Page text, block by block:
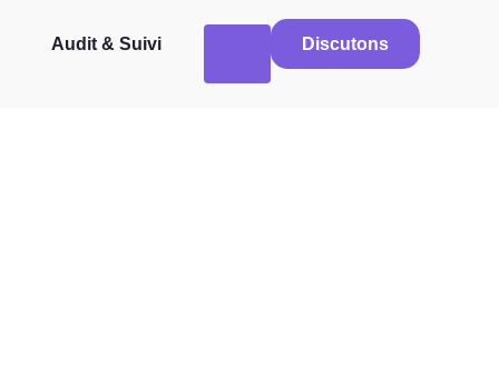
Audit & Suivi Discutons